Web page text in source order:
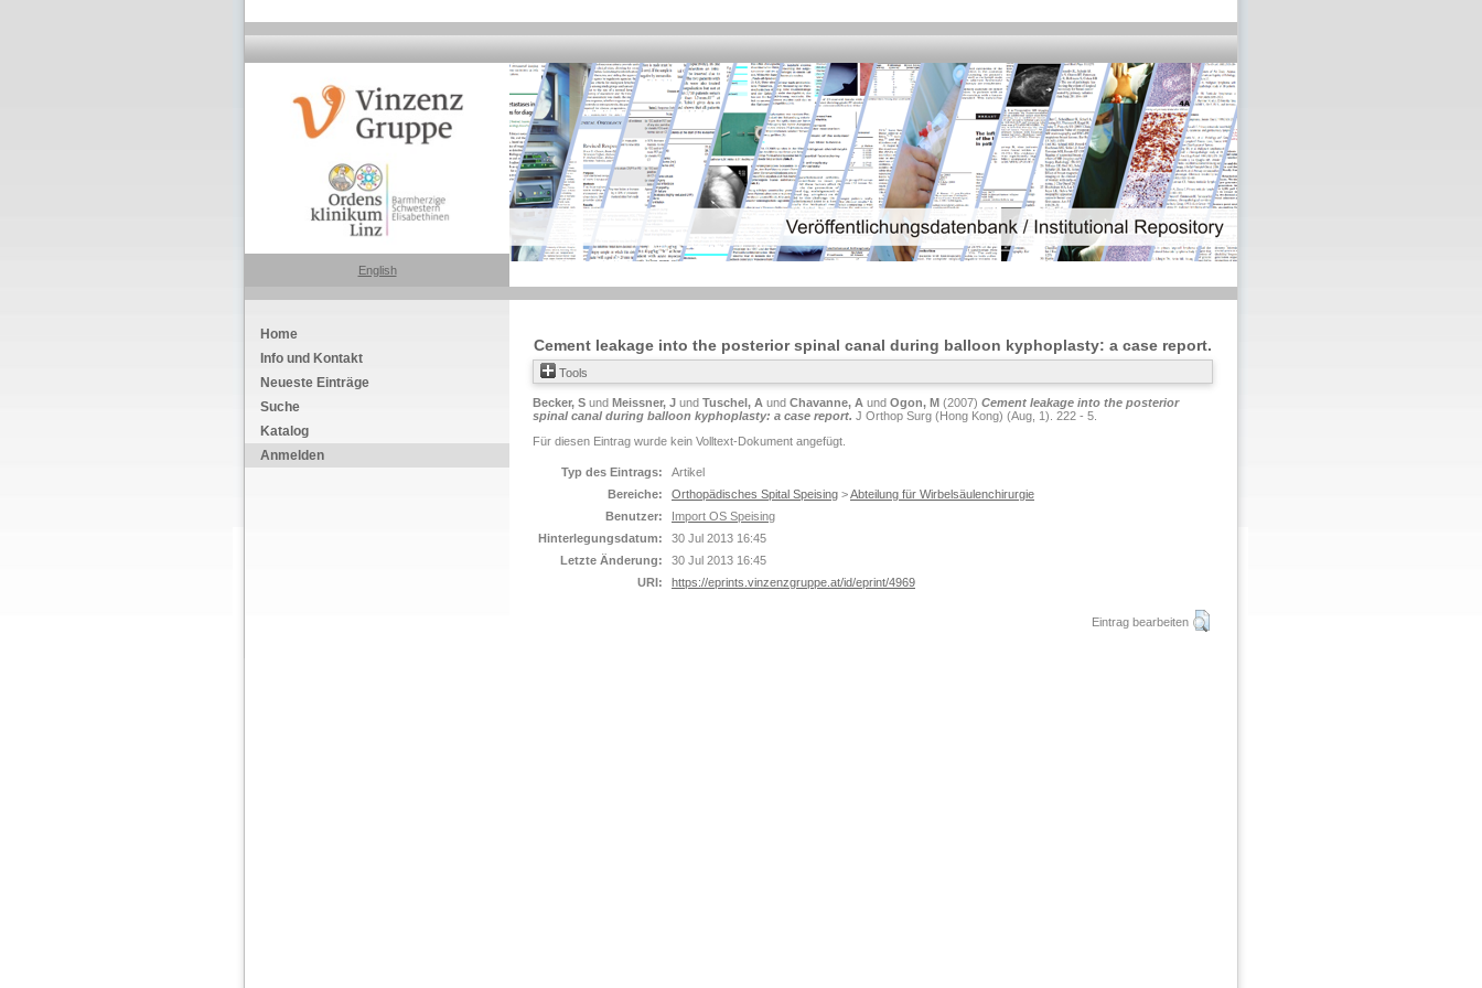
English
Home
Info und Kontakt
Neueste Einträge
Suche
Katalog
Anmelden
Cement leakage into the posterior spinal canal during balloon kyphoplasty: a case report.
Tools
Becker, S und Meissner, J und Tuschel, A und Chavanne, A und Ogon, M (2007) Cement leakage into the posterior
spinal canal during balloon kyphoplasty: a case report. J Orthop Surg (Hong Kong) (Aug, 1). 222 - 5.
Für diesen Eintrag wurde kein Volltext-Dokument angefügt.
Typ des Eintrags:
Artikel
Bereiche:
Orthopädisches Spital Speising >Abteilung für Wirbelsäulenchirurgie
Benutzer:
Import OS Speising
Hinterlegungsdatum:
30 Jul 2013 16:45
Letzte Änderung:
30 Jul 2013 16:45
URI:
https://eprints.vinzenzgruppe.at/id/eprint/4969
Eintrag bearbeiten